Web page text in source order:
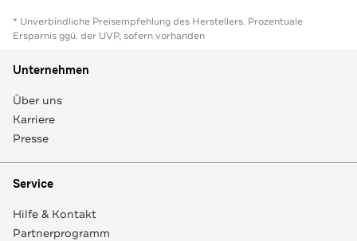
* Unverbindliche Preisempfehlung des Herstellers. Prozentuale
Ersparnis ggü. der UVP, sofern vorhanden
Unternehmen
Über uns
Karriere
Presse
Service
Hilfe & Kontakt
Partnerprogramm